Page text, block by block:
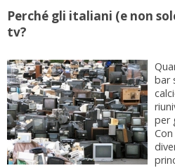
Perché gli italiani (e non
tv?
bar
per